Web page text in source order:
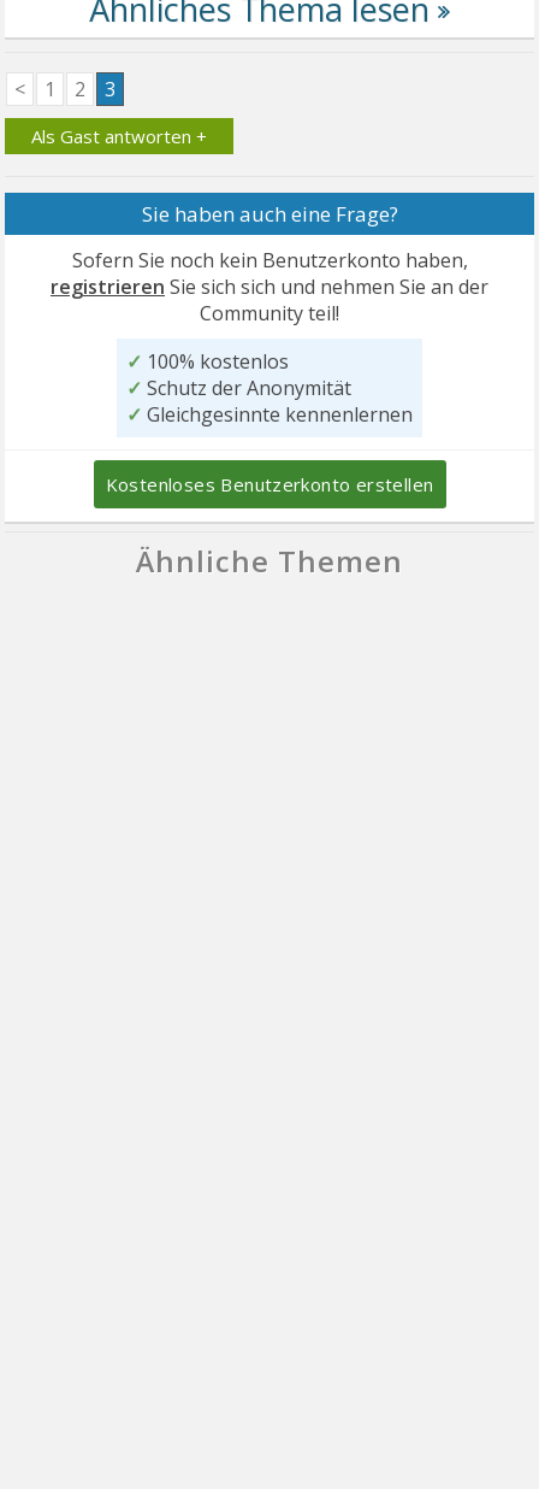
< 1 2 3
Als Gast antworten +
Sie haben auch eine Frage?
Sofern Sie noch kein Benutzerkonto haben,
registrieren Sie sich sich und nehmen Sie an der
Community teil!
✓ 100% kostenlos
✓ Schutz der Anonymität
✓ Gleichgesinnte kennenlernen
Kostenloses Benutzerkonto erstellen
Ähnliche Themen